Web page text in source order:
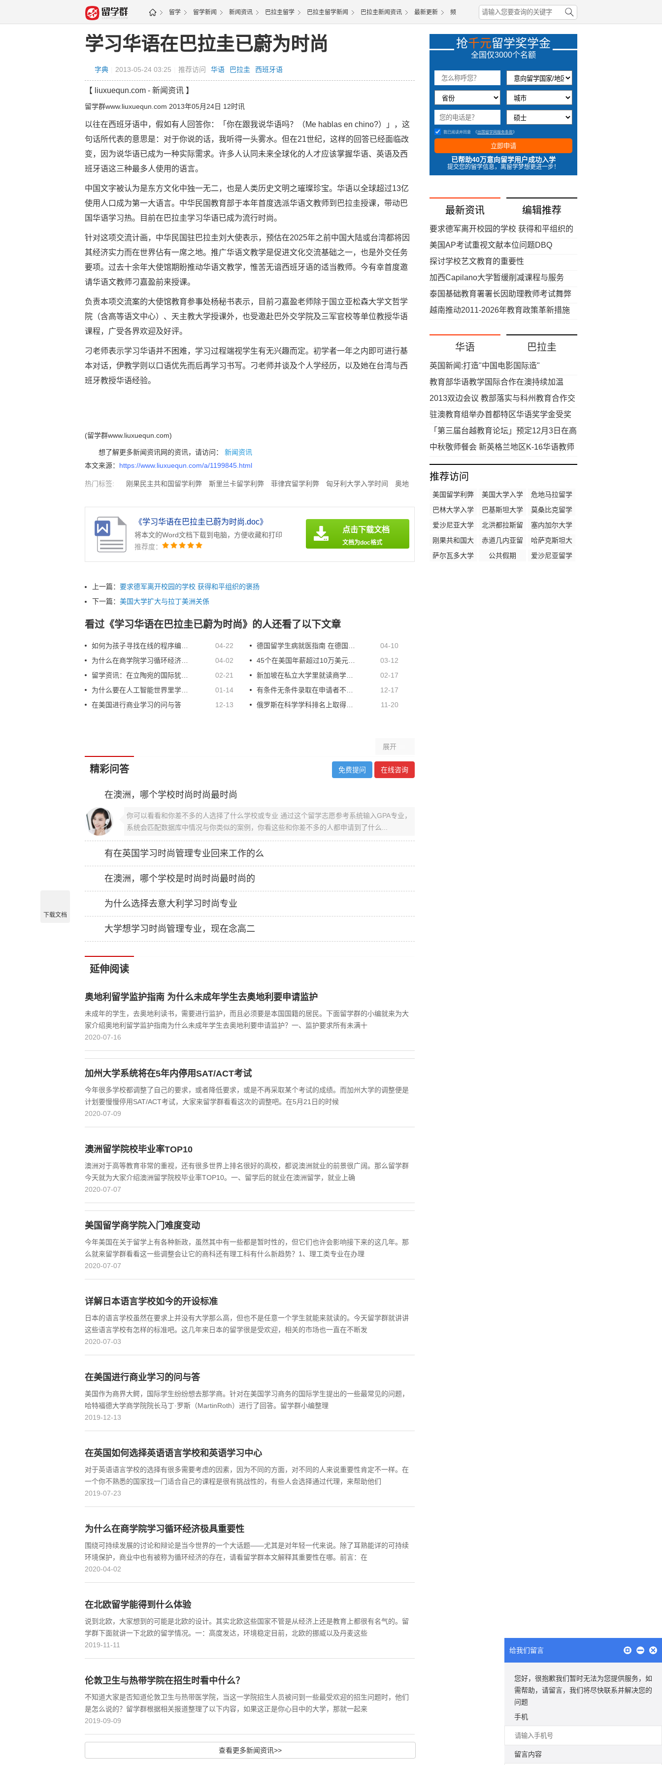
留学 留学新闻 新闻资讯 巴拉圭留学 巴拉圭留学新闻 巴拉圭新闻资讯 最新更新 频
学习华语在巴拉圭已蔚为时尚
字典 2013-05-24 03:25 推荐访问 华语 巴拉圭 西班牙语
【 liuxuequn.com - 新闻资讯 】
留学群www.liuxuequn.com 2013年05月24日 12时讯
以往在西班牙语中，假如有人回答你：「你在跟我说华语吗？（Me hablas en chino?）」，这
句话所代表的意思是：对于你说的话，我听得一头雾水。但在21世纪，这样的回答已经面临改
变，因为说华语已成为一种实际需求。许多人认同未来全球化的人才应该掌握华语、英语及西
班牙语这三种最多人使用的语言。
中国文字被认为是东方文化中独一无二，也是人类历史文明之璀璨珍宝。华语以全球超过13亿
使用人口成为第一大语言。中华民国教育部于本年首度选派华语文教师到巴拉圭授课，带动巴
国华语学习热。目前在巴拉圭学习华语已成为流行时尚。
针对这项交流计画，中华民国驻巴拉圭刘大使表示，预估在2025年之前中国大陆或台湾都将因
其经济实力而在世界佔有一席之地。推广华语文教学是促进文化交流基础之一，也是外交任务
要项。过去十余年大使馆期盼推动华语文教学，惟苦无谙西班牙语的适当教师。今有幸首度邀
请华语文教师刁嘉盈前来授课。
负责本项交流案的大使馆教育参事处杨秘书表示，目前刁嘉盈老师除于国立亚松森大学文哲学
院（含高等语文中心）、天主教大学授课外，也受邀赴巴外交学院及三军官校等单位教授华语
课程，广受各界欢迎及好评。
刁老师表示学习华语并不困难，学习过程端视学生有无兴趣而定。初学者一年之内即可进行基
本对话，伊教学则以口语优先而后再学习书写。刁老师并谈及个人学经历，以及她在台湾与西
班牙教授华语经验。
(留学群www.liuxuequn.com)
想了解更多新闻资讯网的资讯，请访问： 新闻资讯
本文来源： https://www.liuxuequn.com/a/1199845.html
热门标签: 刚果民主共和国留学利弊 斯里兰卡留学利弊 菲律宾留学利弊 匈牙利大学入学时间
奥地
安哥拉留学利弊
《学习华语在巴拉圭已蔚为时尚.doc》
将本文的Word文档下载到电脑，方便收藏和打印
推荐度：
点击下载文档
文档为doc格式
上一篇： 要求德军离开校园的学校 获得和平组织的褒扬
下一篇： 美国大学扩大与拉丁美洲关係
看过《学习华语在巴拉圭已蔚为时尚》的人还看了以下文章
04-22
04-10
04-02
03-12
02-21
02-17
01-14
12-17
在美国进行商业学习的问与答
12-13 11-20
展开
精彩问答 免费提问 在线咨询
在澳洲，哪个学校时尚时尚最时尚
你可以看看和你差不多的人选择了什么学校或专业 通过这个留学志愿参考系统输入GPA专业，
系统会匹配数据库中情况与你类似的案例，你看这些和你差不多的人都申请到了什么...
有在英国学习时尚管理专业回来工作的么
在澳洲，哪个学校是时尚时尚最时尚的
为什么选择去意大利学习时尚专业
大学想学习时尚管理专业，现在念高二
延伸阅读
奥地利留学监护指南 为什么未成年学生去奥地利要申请监护
未成年的学生，去奥地利读书，需要进行监护，而且必须要是本国国籍的居民。下面留学群的小编就来为大
家介绍奥地利留学监护指南为什么未成年学生去奥地利要申请监护？一、监护要求所有未满十
2020-07-16
加州大学系统将在5年内停用SAT/ACT考试
今年很多学校都调整了自己的要求，或者降低要求，或是不再采取某个考试的成绩。而加州大学的调整便是
计划要慢慢停用SAT/ACT考试，大家来留学群看看这次的调整吧。在5月21日的时候
2020-07-09
澳洲留学院校毕业率TOP10
澳洲对于高等教育非常的重视，还有很多世界上排名很好的高校，都说澳洲就业的前景很广阔。那么留学群
今天就为大家介绍澳洲留学院校毕业率TOP10。一、留学后的就业在澳洲留学，就业上确
2020-07-07
美国留学商学院入门难度变动
今年美国在关于留学上有各种新政，虽然其中有一些都是暂时性的，但它们也许会影响接下来的这几年。那
么就来留学群看看这一些调整会让它的商科还有理工科有什么新趋势？1、理工类专业在办理
2020-07-07
详解日本语言学校如今的开设标准
日本的语言学校虽然在要求上并没有大学那么高，但也不是任意一个学生就能来就读的。今天留学群就讲讲
这些语言学校有怎样的标准吧。这几年来日本的留学很是受欢迎，相关的市场也一直在不断发
2020-07-03
在美国进行商业学习的问与答
美国作为商界大鳄，国际学生纷纷想去那学商。针对在美国学习商务的国际学生提出的一些最常见的问题，
哈特福德大学商学院院长马丁·罗斯（MartinRoth）进行了回答。留学群小编整理
2019-12-13
在英国如何选择英语语言学校和英语学习中心
对于英语语言学校的选择有很多需要考虑的因素，因为不同的方面，对不同的人来说重要性肯定不一样。在
一个你不熟悉的国家找一门适合自己的课程是很有挑战性的，有些人会选择通过代理，来帮助他们
2019-07-23
为什么在商学院学习循环经济极具重要性
围绕可持续发展的讨论和辩论是当今世界的一个大话题——尤其是对年轻一代来说。除了耳熟能详的可持续
环境保护，商业中也有被称为循环经济的存在，请看留学群本文解释其重要性在哪。前言：在
2020-04-02
在北欧留学能得到什么体验
说到北欧，大家想到的可能是北欧的设计。其实北欧这些国家不管是从经济上还是教育上都很有名气的。留
学群下面就讲一下北欧的留学情况。一：高度发达，环境稳定目前，北欧的挪威以及丹麦这些
2019-11-11
伦敦卫生与热带学院在招生时看中什么？
不知道大家是否知道伦敦卫生与热带医学院，当这一学院招生人员被问到一些最受欢迎的招生问题时，他们
是怎么说的？留学群根据相关报道整理了以下内容，如果这正是你心目中的大学，那就一起来
2019-09-09
查看更多新闻资讯>>
抢千元留学奖学金
全国仅3000个名额
31分钟前浙江刘同学成功获取奖学金
8分钟前山东周同学成功获取奖学金
1小时前福建孔同学成功获取奖学金
我已阅读并同意 《出国留学网服务条款》
立即申请
已帮助40万意向留学用户成功入学
提交您的留学信息，离留学梦想更进一步！
最新资讯 编辑推荐
要求德军离开校园的学校 获得和平组织的
褒扬
美国AP考试重视文献本位问题DBQ
探讨学校艺文教育的重要性
加西Capilano大学暂缓削减课程与服务
泰国基础教育署署长因助理教师考试舞弊
案被调查
越南推动2011-2026年教育政策革新措施
华语 巴拉圭
英国新闻:打造"中国电影国际造"
教育部华语教学国际合作在澳持续加温
2013双边会议 教部落实与科州教育合作交
流
驻澳教育组举办首都特区华语奖学金受奖
生行前座谈会
「第三届台越教育论坛」预定12月3日在高
雄市义守大学举行
中秋敬师餐会 新英格兰地区K-16华语教师
推荐访问
美国留学利弊
美国大学入学
时间
危地马拉留学
利弊
巴林大学入学
时间
巴基斯坦大学
入学时间
莫桑比克留学
利弊
爱沙尼亚大学
入学时间
北洪都拉斯留
学利弊
塞内加尔大学
入学时间
刚果共和国大
学入学时间
赤道几内亚留
学利弊
哈萨克斯坦大
学入学时间
萨尔瓦多大学
公共假期
爱沙尼亚留学
给我们留言
您好，很抱歉我们暂时无法为您提供服务，如
需帮助，请留言，我们将尽快联系并解决您的
问题
手机
留言内容
下载文档